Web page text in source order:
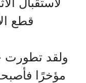
قطع
ولقد تطورت
مؤخرًا